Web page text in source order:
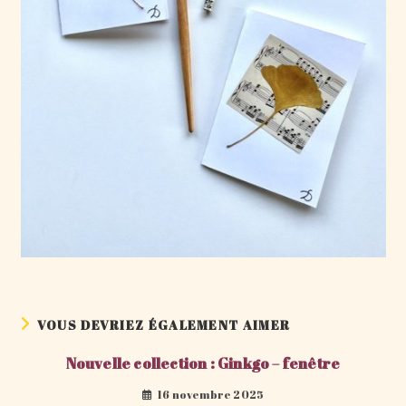
VOUS DEVRIEZ ÉGALEMENT AIMER
Nouvelle collection : Ginkgo – fenêtre
16 novembre 2025